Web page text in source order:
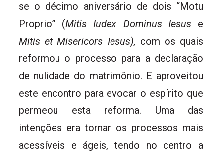
se o décimo aniversário de dois “Motu
Proprio” (Mitis Iudex Dominus Iesuse
Mitis et Misericors Iesus), com os quais
reformou o processo para a declaração
de nulidade do matrimônio. E aproveitou
este encontro para evocar o espírito que
permeou esta reforma. Uma das
intenções era tornar os processos mais
acessíveis e ágeis, tendo no centro a